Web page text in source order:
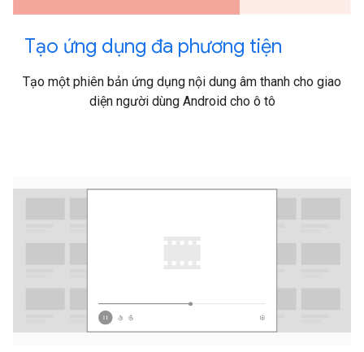
Tạo ứng dụng đa phương tiện
Tạo một phiên bản ứng dụng nội dung âm thanh cho giao
diện người dùng Android cho ô tô